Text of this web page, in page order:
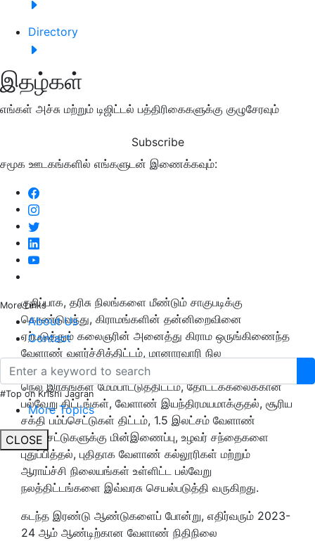
Directory
இதழ்கள்
எங்கள் அச்சு மற்றும் டிஜிட்டல் பத்திரிகைகளுக்கு குழுசேரவும்
Subscribe
சமூக ஊடகங்களில் எங்களுடன் இணைக்கவும்:
More Links
About Us
Contact
#Top on Krishi Jagran
More Topics
CLOSE
குறிப்பாக, தரிசு நிலங்களை மீண்டும் சாகுபடிக்கு
கொண்டுவந்து, கிராமங்களின் தன்னிறைவினை
ஏற்படுத்தும் கலைஞரின் அனைத்து கிராம ஒருங்கிணைந்த
வேளாண் வளர்ச்சித்திட்டம், மானாரவாரி நில
மேம்பாட்டுத்திட்டம், பனை மேம்பாட்டுத்திட்டம், பாரம்பரிய
நெல் இரகங்கள் மேம்பாட்டுத்திட்டம், தோட்டக்கலைக்கான
பல்வேறு திட்டங்கள், வேளாண் இயந்திரமயமாக்குதல், சூரிய
சக்தி பம்ப்செட்டுகள் திட்டம், 1.5 இலட்சம் வேளாண்
பம்ப்செட்டுகளுக்கு மின்இணைப்பு, உழவர் சந்தைகளை
புதுப்பித்தல், புதிதாக வேளாண் கல்லூரிகள் மற்றும்
ஆராய்ச்சி நிலையங்கள் உள்ளிட்ட பல்வேறு
நலத்திட்டங்களை இவ்வரசு செயல்படுத்தி வருகிறது.
கடந்த இரண்டு ஆண்டுகளைப் போன்று, எதிர்வரும் 2023-
24 ஆம் ஆண்டிற்கான வேளாண் நிதிநிலை